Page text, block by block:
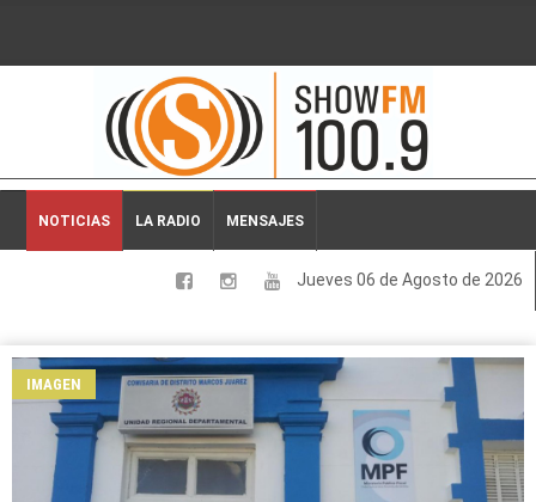
2026-08-06 01:00:13
NOTICIAS LA RADIO MENSAJES
Jueves 06 de Agosto de 2026
LOCALES
DEPORTES
ESPECTACULOS
IMAGEN